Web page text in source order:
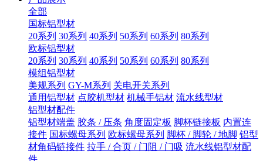
全部
国标铝型材
20系列 30系列 40系列 50系列 60系列 80系列
欧标铝型材
20系列 30系列 40系列 50系列 60系列 80系列
模组铝型材
美规系列 GY-M系列 关电开关系列
通用铝型材 点胶机型材 机械手铝材 流水线型材
铝型材配件
铝型材端盖 胶条 / 压条 角度固定板 脚杯链接板 内置连
接件 国标螺母系列 欧标螺母系列 脚杯 / 脚轮 / 地脚 铝型
材角码链接件 拉手 / 合页 / 门阻 / 门吸 流水线铝型材配
件